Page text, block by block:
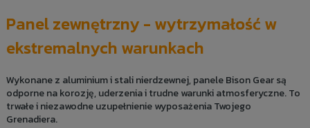
Panel zewnętrzny - wytrzymałość w
ekstremalnych warunkach
Wykonane z aluminium i stali nierdzewnej, panele Bison Gear są
odporne na korozję, uderzenia i trudne warunki atmosferyczne. To
trwałe i niezawodne uzupełnienie wyposażenia Twojego
Grenadiera.